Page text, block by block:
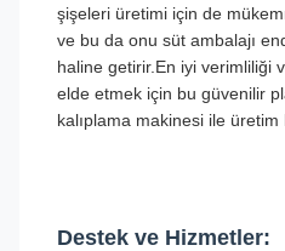
şişeleri üretimi için de
ve bu da onu süt ambalajı
haline getirir.En iyi verimliliği
elde etmek için bu güvenilir
kalıplama makinesi ile üretim
Destek ve Hizmetler: